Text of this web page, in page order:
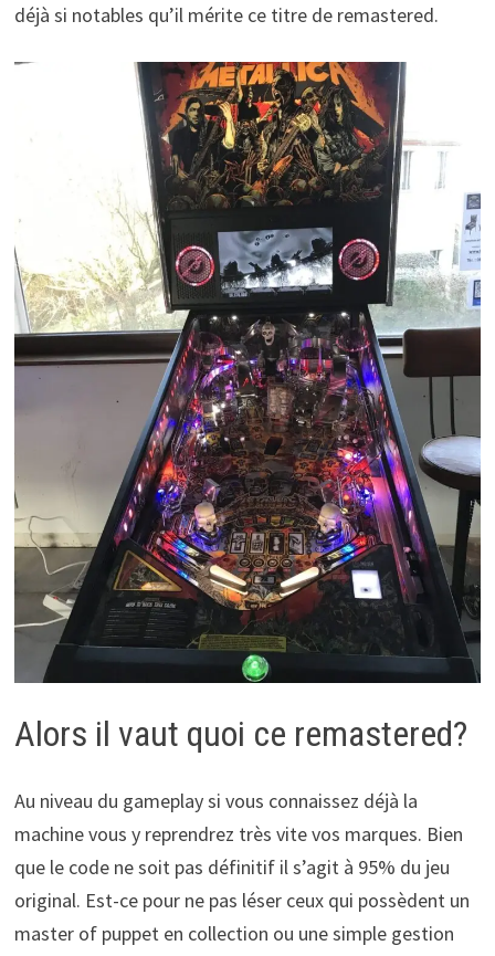
déjà si notables qu’il mérite ce titre de remastered.
Alors il vaut quoi ce remastered?
Au niveau du gameplay si vous connaissez déjà la
machine vous y reprendrez très vite vos marques. Bien
que le code ne soit pas définitif il s’agit à 95% du jeu
original. Est-ce pour ne pas léser ceux qui possèdent un
master of puppet en collection ou une simple gestion